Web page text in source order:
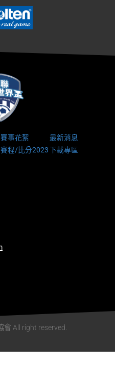
賽事花絮
最新消息
賽程/比分2023下載專區
All right reserved.